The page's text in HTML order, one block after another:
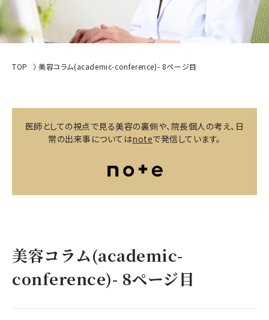
TOP 美容コラム(academic-conference)- 8ページ目
医師としての視点で見る美容の裏側や、院長個人の考え、日
常の出来事についてはnoteで発信しています。
美容コラム(academic-
conference)- 8ページ目